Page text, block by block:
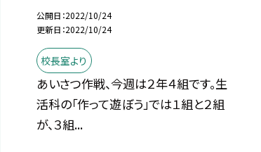
公開日 2022/10/24
更新日 2022/10/24
校長室より
あいさつ作戦、今週は２年４組です。生
活科の「作って遊ぼう」では１組と２組
が、３組...